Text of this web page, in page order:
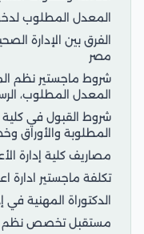
المعدل المطلوب لدخول
الفرق بين الإدارة
مصر
المعدل المطلوب،
شروط القبول في كلية
المطلوبة والأوراق
مصاريف كلية إدارة
تكلفة ماجستير ادارة
الدكتوراة المهنية
مستقبل تخصص نظم